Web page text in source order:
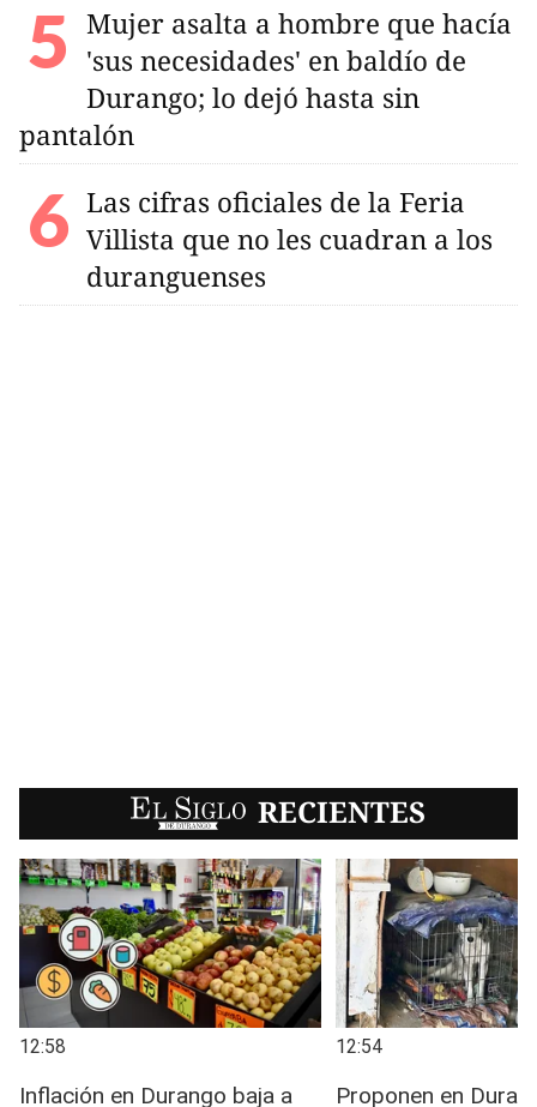
Mujer asalta a hombre que hacía
'sus necesidades' en baldío de
Durango; lo dejó hasta sin
pantalón
Las cifras oficiales de la Feria
Villista que no les cuadran a los
duranguenses
EL SIGLO RECIENTES